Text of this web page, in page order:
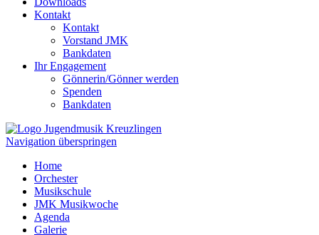
Kontakt
Kontakt
Vorstand JMK
Bankdaten
Ihr Engagement
Gönnerin/Gönner werden
Spenden
Bankdaten
Navigation überspringen
Home
Orchester
Musikschule
JMK Musikwoche
Agenda
Galerie